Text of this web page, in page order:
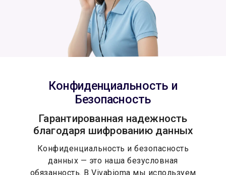
Конфиденциальность и
Безопасность
Гарантированная надежность
благодаря шифрованию данных
Конфиденциальность и безопасность
данных — это наша безусловная
обязанность. В Vivabioma мы используем